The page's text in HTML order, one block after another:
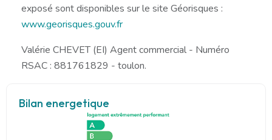
exposé sont disponibles sur le site Géorisques :
www.georisques.gouv.fr
Valérie CHEVET (EI) Agent commercial - Numéro
RSAC : 881761829 - toulon.
Bilan energetique